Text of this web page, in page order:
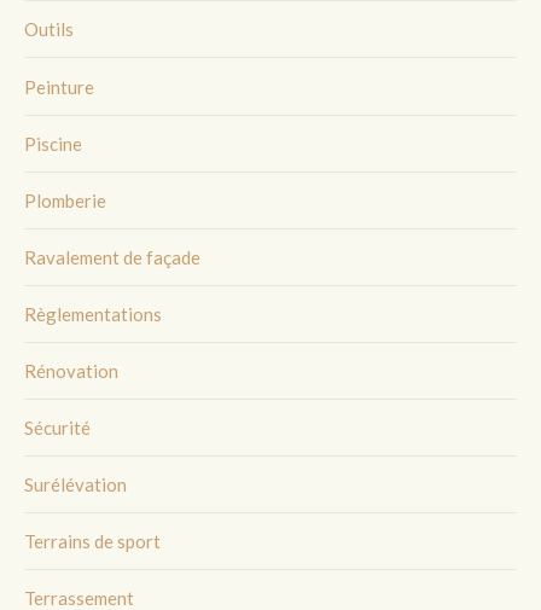
Outils
Peinture
Piscine
Plomberie
Ravalement de façade
Règlementations
Rénovation
Sécurité
Surélévation
Terrains de sport
Terrassement